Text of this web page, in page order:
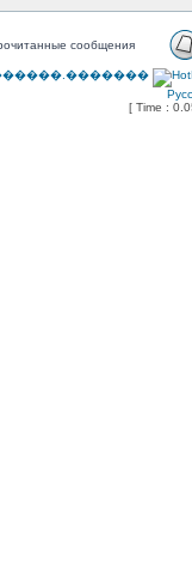
сообщения
[ Time :